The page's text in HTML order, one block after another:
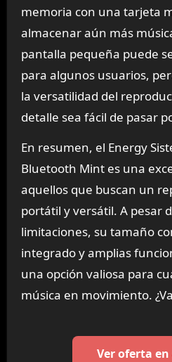
memoria con una tarjeta
almacenar aún más
pantalla pequeña puede
para algunos usuarios,
la versatilidad del
detalle sea fácil de pasar
En resumen, el Energy
Bluetooth Mint es una
aquellos que buscan un
portátil y versátil. A pesar
limitaciones, su tamaño
integrado y amplias
una opción valiosa para
música en movimiento.
Ver oferta